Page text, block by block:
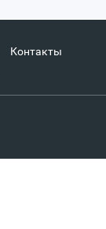
Контакты